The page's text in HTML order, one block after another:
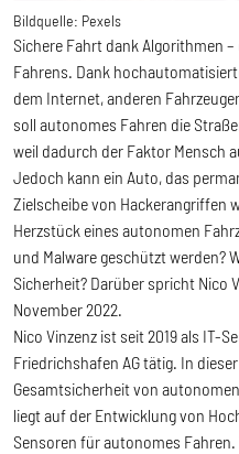
Bildquelle: Pexels
Sichere Fahrt dank Algorithmen
Fahrens. Dank
dem Internet, anderen
soll autonomes Fahren die
weil dadurch der Faktor Mensch
Jedoch kann ein Auto, das
Zielscheibe von Hackerangriffen
Herzstück eines autonomen
und Malware geschützt werden?
Sicherheit? Darüber spricht Nico
November 2022.
Nico Vinzenz ist seit 2019 als IT-
Friedrichshafen AG tätig. In
Gesamtsicherheit von
liegt auf der Entwicklung von
Sensoren für autonomes